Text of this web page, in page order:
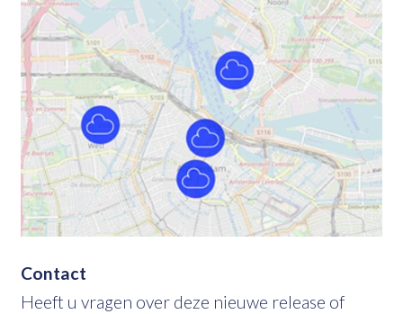
Contact
Heeft u vragen over deze nieuwe release of